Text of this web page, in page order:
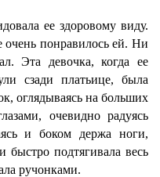
ее здоровому виду.
очень понравилось ей. Ни
Эта девочка, когда ее
сзади платьице, была
оглядываясь на больших
очевидно радуясь
и боком держа ноги,
быстро подтягивала весь
ручонками.